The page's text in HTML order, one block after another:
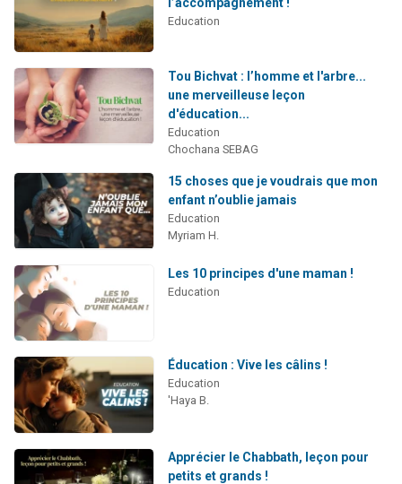
l’accompagnement !
Education
Tou Bichvat : l’homme et l'arbre...
une merveilleuse leçon
d'éducation...
Education
Chochana SEBAG
15 choses que je voudrais que mon
enfant n’oublie jamais
Education
Myriam H.
Les 10 principes d'une maman !
Education
Éducation : Vive les câlins !
Education
'Haya B.
Apprécier le Chabbath, leçon pour
petits et grands !